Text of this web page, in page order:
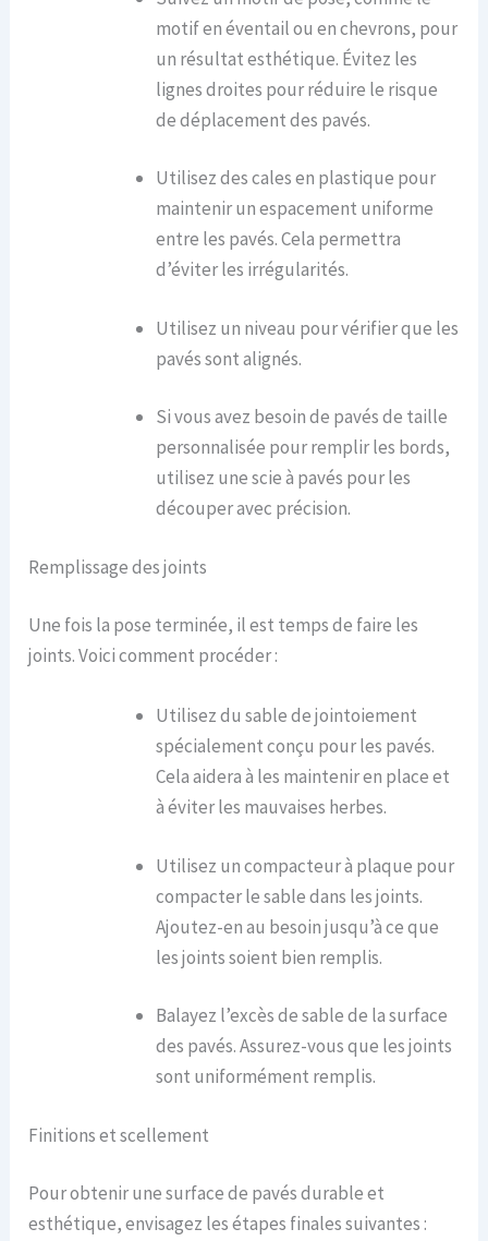
motif en éventail ou en chevrons, pour
un résultat esthétique. Évitez les
lignes droites pour réduire le risque
de déplacement des pavés.
Utilisez des cales en plastique pour
maintenir un espacement uniforme
entre les pavés. Cela permettra
d’éviter les irrégularités.
Utilisez un niveau pour vérifier que les
pavés sont alignés.
Si vous avez besoin de pavés de taille
personnalisée pour remplir les bords,
utilisez une scie à pavés pour les
découper avec précision.
Remplissage des joints
Une fois la pose terminée, il est temps de faire les
joints. Voici comment procéder :
Utilisez du sable de jointoiement
spécialement conçu pour les pavés.
Cela aidera à les maintenir en place et
à éviter les mauvaises herbes.
Utilisez un compacteur à plaque pour
compacter le sable dans les joints.
Ajoutez-en au besoin jusqu’à ce que
les joints soient bien remplis.
Balayez l’excès de sable de la surface
des pavés. Assurez-vous que les joints
sont uniformément remplis.
Finitions et scellement
Pour obtenir une surface de pavés durable et
esthétique, envisagez les étapes finales suivantes :